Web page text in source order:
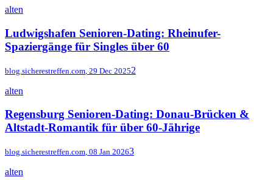
alten
Ludwigshafen Senioren-Dating: Rheinufer-
Spaziergänge für Singles über 60
blog.sicherestreffen.com 29 Dec 20252
alten
Regensburg Senioren-Dating: Donau-Brücken &
Altstadt-Romantik für über 60-Jährige
blog.sicherestreffen.com, 08 Jan 20263
alten